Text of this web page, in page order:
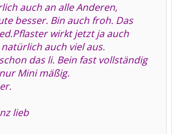
auch an alle Anderen,
besser. Bin auch froh. Das
wirkt jetzt ja auch
auch viel aus.
das li. Bein fast vollständig
Mini mäßig.
lieb